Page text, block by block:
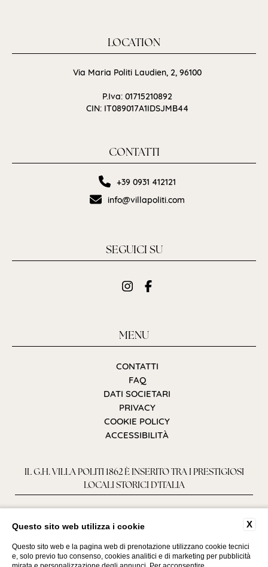
LOCATION
Via Maria Politi Laudien, 2, 96100
P.Iva: 01715210892
CIN: IT089017A1IDSJMB44
CONTATTI
+39 0931 412121
info@villapoliti.com
SEGUICI SU
MENU
CONTATTI
FAQ
DATI SOCIETARI
PRIVACY
COOKIE POLICY
ACCESSIBILITÀ
IL G.H. VILLA POLITI 1862 È INSERITO TRA I PRESTIGIOSI
LOCALI STORICI D’ITALIA
X
Questo sito web utilizza i cookie
Questo sito web e la pagina web di prenotazione utilizzano cookie tecnici
e, solo previo tuo consenso, cookies analitici e di marketing per pubblicità